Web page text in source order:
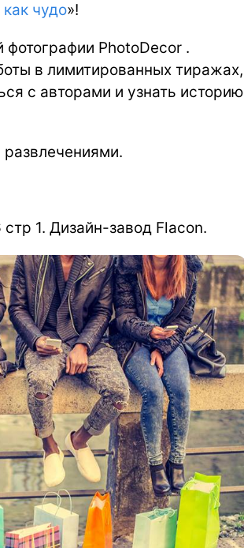
чудо»!
PhotoDecor .
в лимитированных тиражах,
с авторами и узнать историю
развлечениями.
1. Дизайн-завод Flacon.